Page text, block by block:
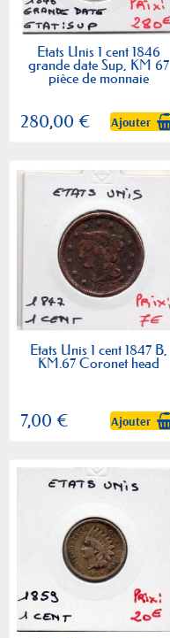
Etats Unis 1 cent 1846
grande date Sup, KM 67
pièce de monnaie
280,00 € Ajouter
Etats Unis 1 cent 1847 B,
KM.67 Coronet head
7,00 € Ajouter